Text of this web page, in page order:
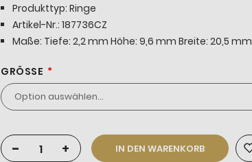
Produkttyp: Ringe
Artikel-Nr.: 187736CZ
Maße: Tiefe: 2,2 mm Höhe: 9,6 mm Breite: 20,5 mm
GRÖSSE
- + IN DEN WARENKORB